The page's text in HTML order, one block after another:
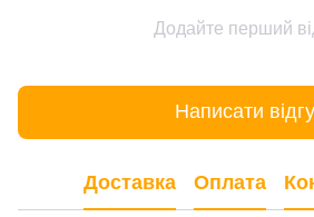
Додайте перший
Написати
Доставка Оплата